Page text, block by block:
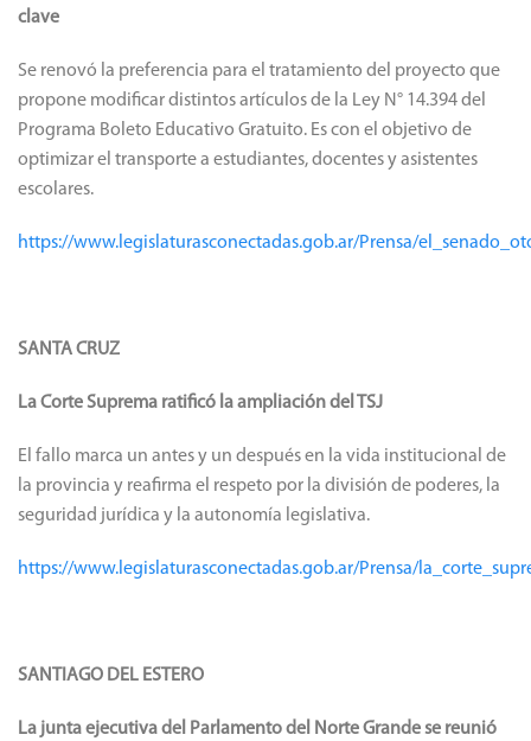
clave
Se renovó la preferencia para el tratamiento del proyecto que
propone modificar distintos artículos de la Ley N° 14.394 del
Programa Boleto Educativo Gratuito. Es con el objetivo de
optimizar el transporte a estudiantes, docentes y asistentes
escolares.
https://www.legislaturasconectadas.gob.ar/Prensa/
SANTA CRUZ
La Corte Suprema ratificó la ampliación del TSJ
El fallo marca un antes y un después en la vida institucional de
la provincia y reafirma el respeto por la división de poderes, la
seguridad jurídica y la autonomía legislativa.
https://www.legislaturasconectadas.gob.ar/Prensa/
SANTIAGO DEL ESTERO
La junta ejecutiva del Parlamento del Norte Grande se reunió